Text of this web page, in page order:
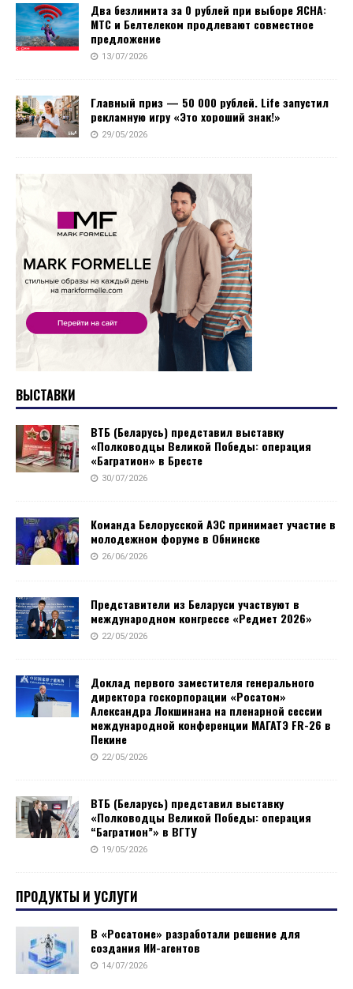
Два безлимита за 0 рублей при выборе ЯСНА:
МТС и Белтелеком продлевают совместное
предложение
13/07/2026
Главный приз — 50 000 рублей. Life запустил
рекламную игру «Это хороший знак!»
29/05/2026
ВЫСТАВКИ
ВТБ (Беларусь) представил выставку
«Полководцы Великой Победы: операция
«Багратион» в Бресте
30/07/2026
Команда Белорусской АЭС принимает участие в
молодежном форуме в Обнинске
26/06/2026
Представители из Беларуси участвуют в
международном конгрессе «Редмет 2026»
22/05/2026
Доклад первого заместителя генерального
директора госкорпорации «Росатом»
Александра Локшинана на пленарной сессии
международной конференции МАГАТЭ FR-26 в
Пекине
22/05/2026
ВТБ (Беларусь) представил выставку
«Полководцы Великой Победы: операция
“Багратион”» в ВГТУ
19/05/2026
ПРОДУКТЫ И УСЛУГИ
В «Росатоме» разработали решение для
создания ИИ-агентов
14/07/2026